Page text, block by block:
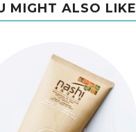
MIGHT ALSO LIKE